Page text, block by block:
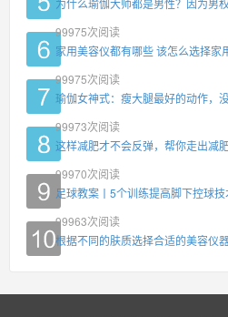
为什么瑜伽大师都是男性？因为男
99975次阅读
家用美容仪都有哪些 该怎么选择家
99975次阅读
瑜伽女神式：瘦大腿最好的动作，
99973次阅读
这样减肥才不会反弹，帮你走出减
99970次阅读
足球教案丨5个训练提高脚下控球技
99963次阅读
根据不同的肤质选择合适的美容仪